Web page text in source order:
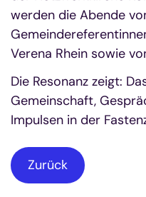
werden die Abende
Verena Rhein sowie
Die Resonanz zeigt:
Gemeinschaft,
Impulsen in der
Zurück